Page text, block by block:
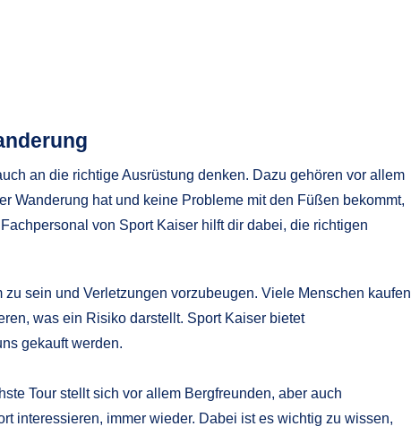
an die richtige Ausrüstung denken. Dazu gehören vor allem
Wanderung hat und keine Probleme mit den Füßen bekommt,
von Sport Kaiser hilft dir dabei, die richtigen
sein und Verletzungen vorzubeugen. Viele Menschen kaufen
was ein Risiko darstellt. Sport Kaiser bietet
gekauft werden.
Tour stellt sich vor allem Bergfreunden, aber auch
interessieren, immer wieder. Dabei ist es wichtig zu wissen,